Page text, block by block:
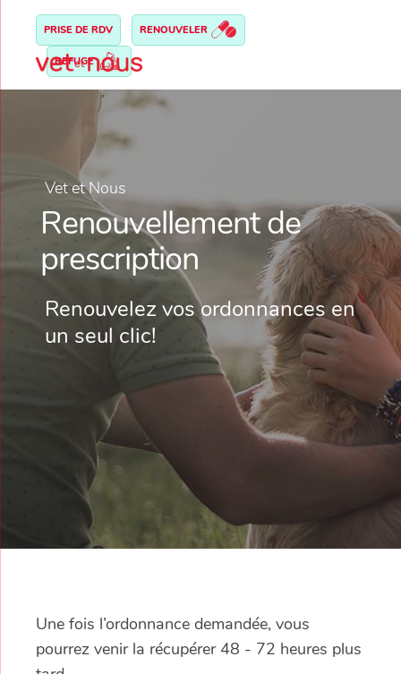
PRISE DE RDV RENOUVELER
REFUGE
Vet et Nous
Renouvellement de
prescription
Renouvelez vos ordonnances en
un seul clic!
Une fois l’ordonnance demandée, vous
pourrez venir la récupérer 48 - 72 heures plus